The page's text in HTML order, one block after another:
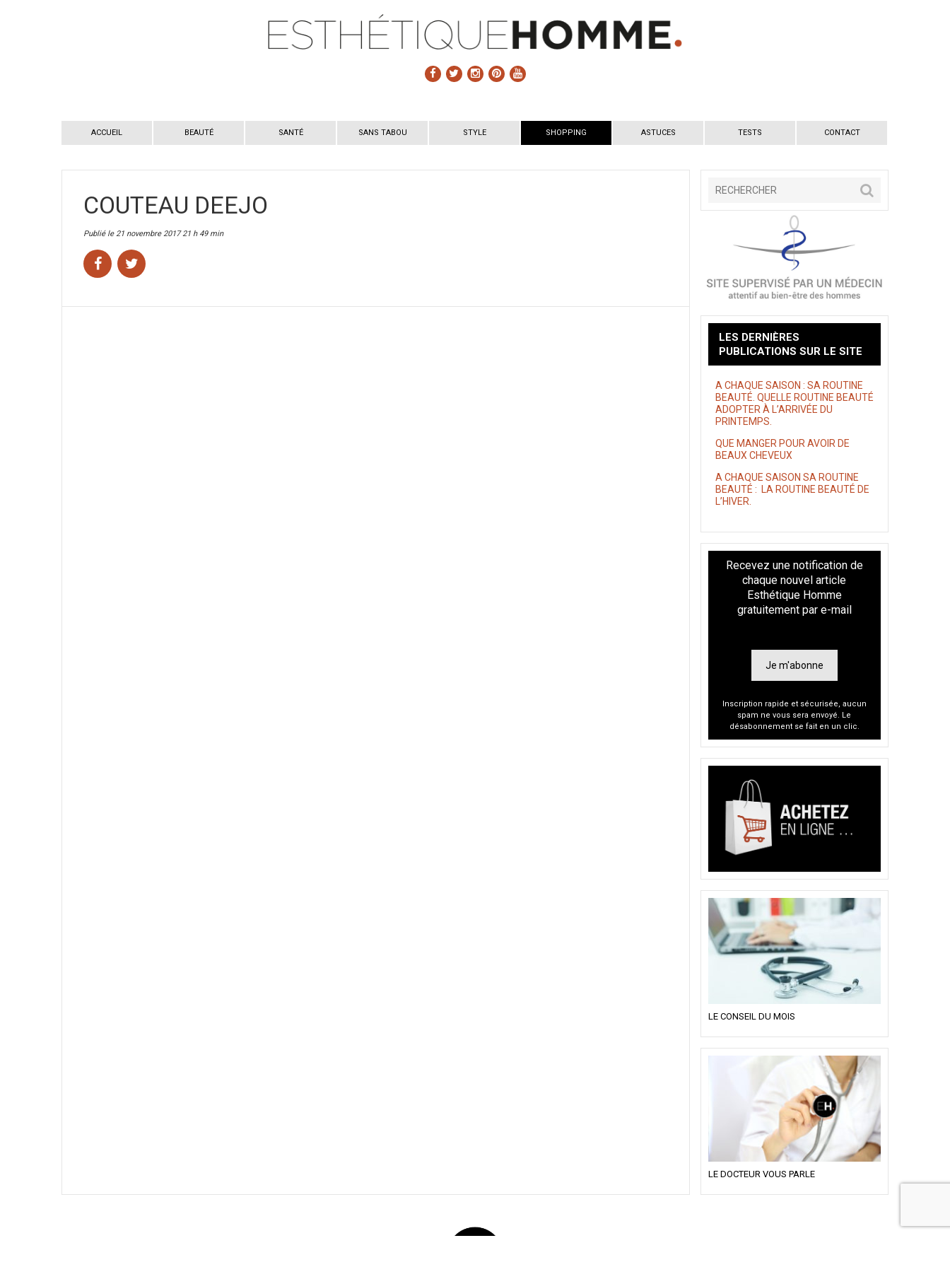
ACCUEIL BEAUTÉ SANTÉ SANS TABOU STYLE SHOPPING ASTUCES TESTS CONTACT
COUTEAU DEEJO
Publié le 21 novembre 2017 21 h 49 min
LES DERNIÈRES
PUBLICATIONS SUR LE SITE
A CHAQUE SAISON : SA ROUTINE
BEAUTÉ. QUELLE ROUTINE BEAUTÉ
ADOPTER À L’ARRIVÉE DU
PRINTEMPS.
QUE MANGER POUR AVOIR DE
BEAUX CHEVEUX
A CHAQUE SAISON SA ROUTINE
BEAUTÉ : LA ROUTINE BEAUTÉ DE
L’HIVER.
Recevez une notification de
chaque nouvel article
Esthétique Homme
gratuitement par e-mail
Je m'abonne
Inscription rapide et sécurisée, aucun
spam ne vous sera envoyé. Le
désabonnement se fait en un clic.
LE CONSEIL DU MOIS
LE DOCTEUR VOUS PARLE